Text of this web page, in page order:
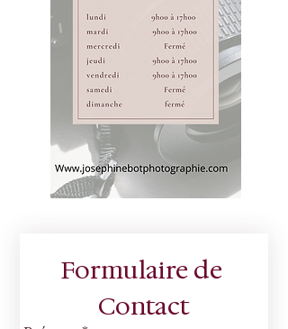
Formulaire de
Contact